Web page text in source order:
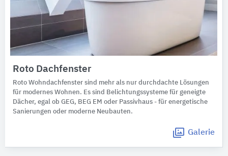
Roto Dachfenster
Roto Wohndachfenster sind mehr als nur durchdachte Lösungen
für modernes Wohnen. Es sind Belichtungssysteme für geneigte
Dächer, egal ob GEG, BEG EM oder Passivhaus - für energetische
Sanierungen oder moderne Neubauten.
Galerie